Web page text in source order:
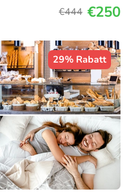
€444 €250
29% Rabatt